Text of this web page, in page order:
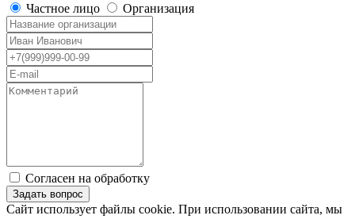
Частное лицо
Организация
Согласен на обработку
Сайт использует файлы cookie. При использовании сайта, мы